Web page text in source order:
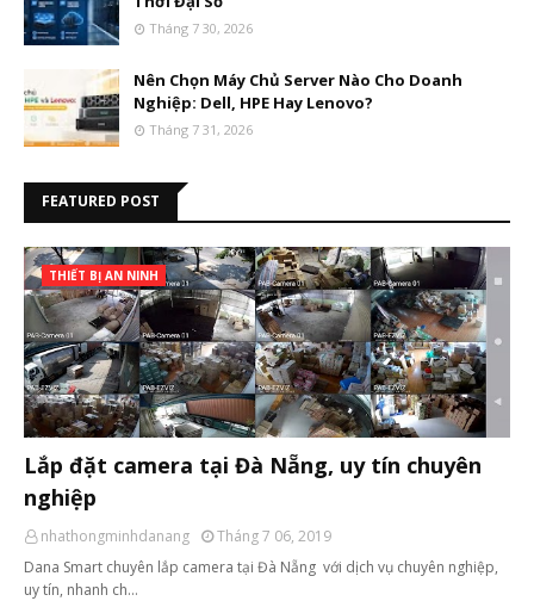
Tháng 7 30, 2026
Nên Chọn Máy Chủ Server Nào Cho Doanh
Nghiệp: Dell, HPE Hay Lenovo?
Tháng 7 31, 2026
FEATURED POST
THIẾT BỊ AN NINH
Lắp đặt camera tại Đà Nẵng, uy tín chuyên
nghiệp
nhathongminhdanang
Tháng 7 06, 2019
Dana Smart chuyên lắp camera tại Đà Nẵng với dịch vụ chuyên nghiệp,
uy tín, nhanh ch…